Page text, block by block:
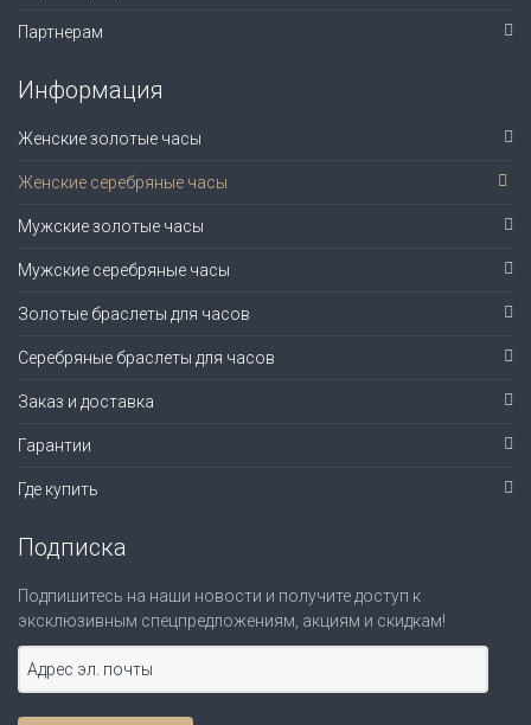
Партнерам
Информация
Женские золотые часы
Женские серебряные часы
Мужские золотые часы
Мужские серебряные часы
Золотые браслеты для часов
Серебряные браслеты для часов
Заказ и доставка
Гарантии
Где купить
Подписка
Подпишитесь на наши новости и получите доступ к
эксклюзивным спецпредложениям, акциям и скидкам!